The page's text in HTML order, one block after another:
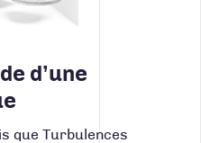
d’une
que Turbulences